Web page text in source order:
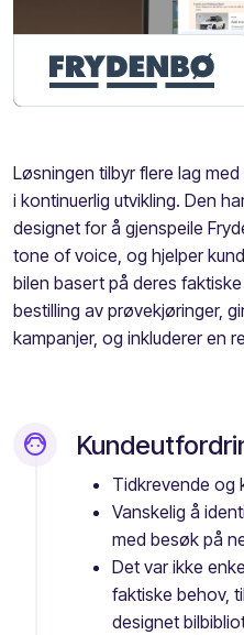
Løsningen tilbyr flere lag
i kontinuerlig utvikling. Den
designet for å gjenspeile
tone of voice, og hjelper
bilen basert på deres
bestilling av prøvekjøringer,
kampanjer, og inkluderer en
face_6
Tidkrevende og
Vanskelig å
med besøk på
Det var ikke
faktiske behov,
designet